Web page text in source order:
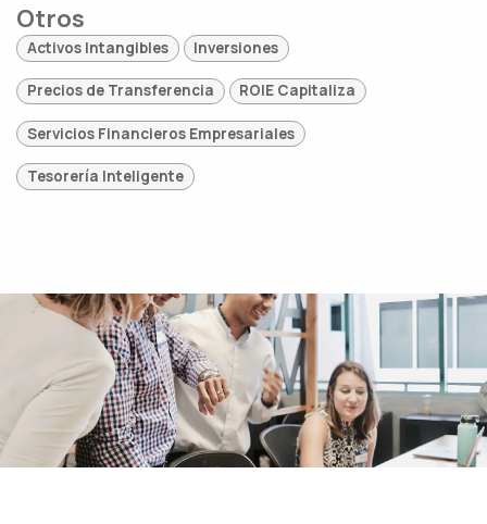
Otros
Activos Intangibles Inversiones
Precios de Transferencia ROIE Capitaliza
Servicios Financieros Empresariales
Tesorería Inteligente